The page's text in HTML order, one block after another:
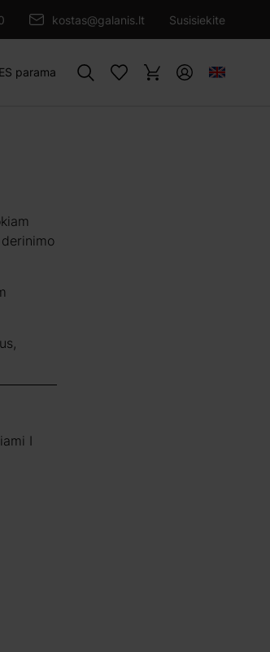
kostas@galanis.lt
Susisiekite
ES parama
I